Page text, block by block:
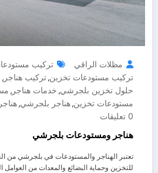
مظلات الراقي تركيب
تركيب مستودعات تخزين,تركيب هناجر ,
حلول تخزين بلجرشي, خدمات هناجر ,
مستودعات تخزين,هناجر بلجرشي,
0 تعليقات
هناجر ومستودعات بلجرشي
تعتبر الهناجر والمستودعات في بلجرشي من
للتخزين وحماية البضائع والمعدات من العوامل